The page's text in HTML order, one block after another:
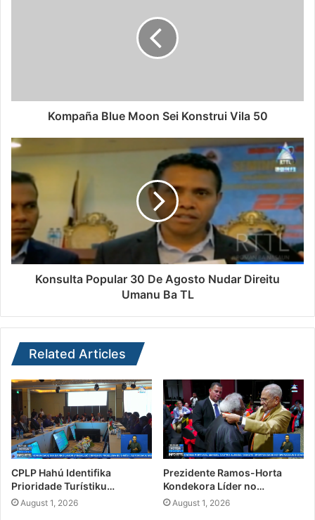
Kompaña Blue Moon Sei Konstrui Vila 50
Konsulta Popular 30 De Agosto Nudar Direitu
Umanu Ba TL
Related Articles
CPLP Hahú Identifika
Prioridade Turístiku…
August 1, 2026
Prezidente Ramos-Horta
Kondekora Líder no…
August 1, 2026